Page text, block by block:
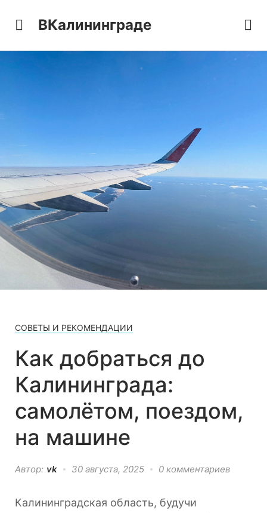
ВКалининграде
СОВЕТЫ И РЕКОМЕНДАЦИИ
Как добраться до
Калининграда:
самолётом, поездом,
на машине
Автор: vk 30 августа, 2025 0 комментариев
Калининградская область, будучи